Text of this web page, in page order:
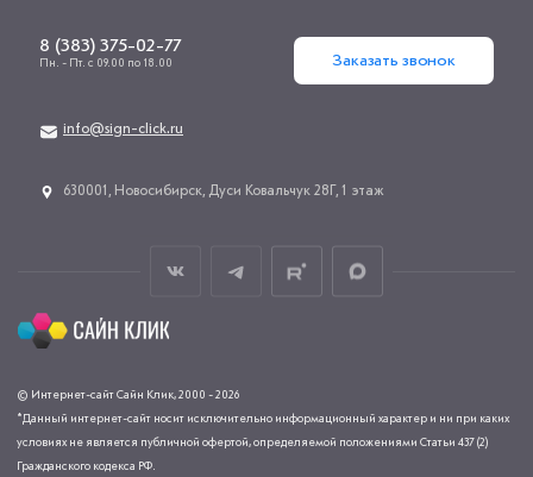
8 (383) 375-02-77
Пн. - Пт. с 09.00 по 18.00 Заказать звонок
info@sign-click.ru
​630001, Новосибирск, Дуси Ковальчук 28Г, 1 этаж
© Интернет-сайт Сайн Клик, 2000 - 2026
*Данный интернет-сайт носит исключительно информационный характер и ни при каких
условиях не является публичной офертой, определяемой положениями Статьи 437 (2)
Гражданского кодекса РФ.